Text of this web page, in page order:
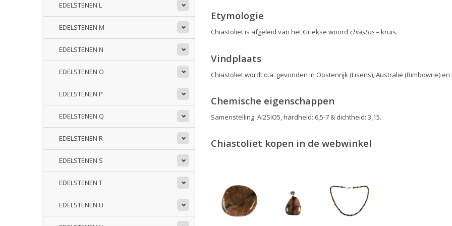
EDELSTENEN L
EDELSTENEN M
EDELSTENEN N
EDELSTENEN O
EDELSTENEN P
EDELSTENEN Q
EDELSTENEN R
EDELSTENEN S
EDELSTENEN T
EDELSTENEN U
Etymologie
Chiastoliet is afgeleid van het Griekse woord chiastos= kruis.
Vindplaats
Chiastoliet wordt o.a. gevonden in Oostenrijk (Lisens), Australië (Bimbowrie) en
Chemische eigenschappen
Samenstelling: Al2SiO5, hardheid: 6,5-7 & dichtheid: 3,15.
Chiastoliet kopen in de webwinkel